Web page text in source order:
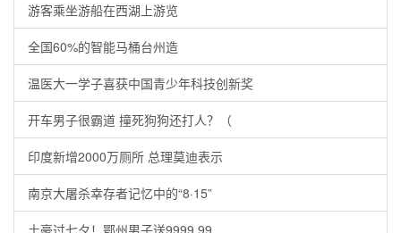
游客乘坐游船在西湖上游览
全国60%的智能马桶台州造
温医大一学子喜获中国青少年科技创新奖
开车男子很霸道 撞死狗狗还打人？（
印度新增2000万厕所 总理莫迪表示
南京大屠杀幸存者记忆中的“8·15”
土豪过七夕！鄂州男子送9999.99